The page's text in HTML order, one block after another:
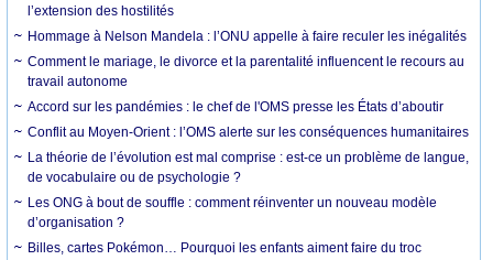
l’extension des hostilités
Hommage à Nelson Mandela : l’ONU appelle à faire reculer les inégalités
Comment le mariage, le divorce et la parentalité influencent le recours au
travail autonome
Accord sur les pandémies : le chef de l'OMS presse les États d’aboutir
Conflit au Moyen-Orient : l’OMS alerte sur les conséquences humanitaires
La théorie de l’évolution est mal comprise : est-ce un problème de langue,
de vocabulaire ou de psychologie ?
Les ONG à bout de souffle : comment réinventer un nouveau modèle
d’organisation ?
Billes, cartes Pokémon… Pourquoi les enfants aiment faire du troc